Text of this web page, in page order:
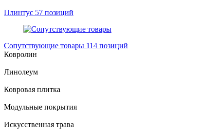
Плинтус 57 позиций
Сопутствующие товары 114 позиций
Ковролин
Линолеум
Ковровая плитка
Модульные покрытия
Искусственная трава